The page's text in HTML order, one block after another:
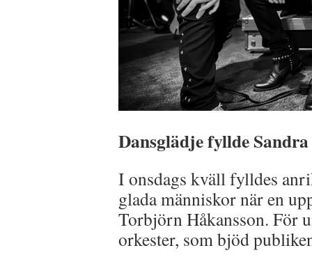
Dansglädje fyllde
I onsdags kväll fylldes
glada människor när en
Torbjörn Håkansson. För
orkester, som bjöd